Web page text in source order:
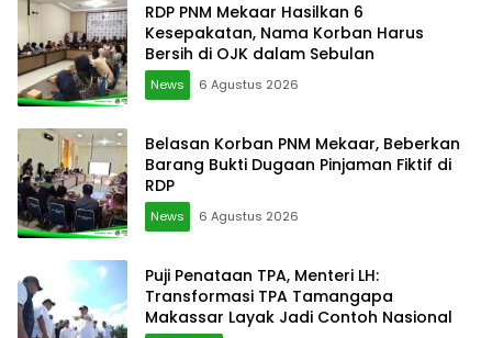
RDP PNM Mekaar Hasilkan 6
Kesepakatan, Nama Korban Harus
Bersih di OJK dalam Sebulan
News 6 Agustus 2026
Belasan Korban PNM Mekaar, Beberkan
Barang Bukti Dugaan Pinjaman Fiktif di
RDP
News 6 Agustus 2026
Puji Penataan TPA, Menteri LH:
Transformasi TPA Tamangapa
Makassar Layak Jadi Contoh Nasional